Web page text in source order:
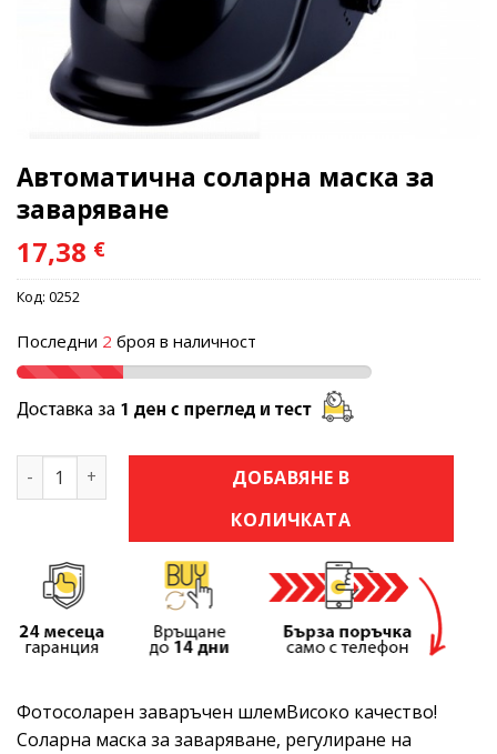
Автоматична соларна маска за
заваряване
17,38 €
Код: 0252
Последни 2 броя в наличност
количество за Автоматична соларна маска за
ДОБАВЯНЕ В
КОЛИЧКАТА
Фотосоларен заваръчен шлемВисоко качество!
Соларна маска за заваряване, регулиране на